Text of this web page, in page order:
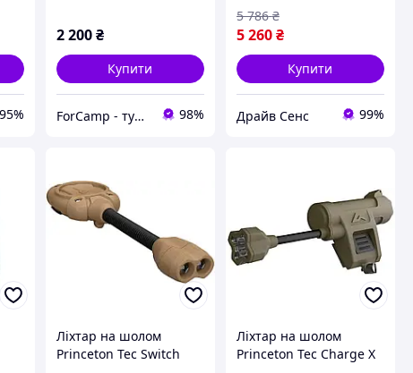
95%
2 200 ₴
Купити
ForCamp - туристичні, спортивні та тактичні товари 98%
5 260₴
5 786 ₴
Купити
Драйв Сенс 99%
Ліхтар на шолом
Princeton Tec Switch
Ліхтар на шолом
Princeton Tec Charge X